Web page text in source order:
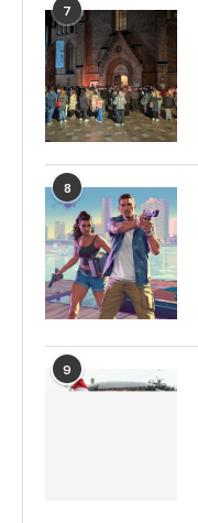
7
8
9